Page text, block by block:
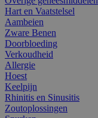
Hart en Vaatstelsel
Aambeien
Zware Benen
Doorbloeding
Verkoudheid
Allergie
Hoest
Keelpijn
Rhinitis en Sinusitis
Zoutoplossingen